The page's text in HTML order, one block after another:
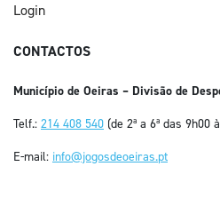
Login
CONTACTOS
Município de Oeiras – Divisão de
Telf.: 214 408 540 (de 2ª a 6ª das 9h00
E-mail: info@jogosdeoeiras.pt